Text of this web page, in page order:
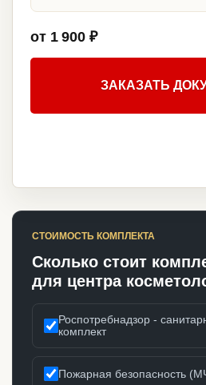
от 1 900 ₽
ЗАКАЗАТЬ
СТОИМОСТЬ КОМПЛЕКТА
Сколько стоит
для центра
Роспотребнадзор -
комплект
Пожарная безопасность